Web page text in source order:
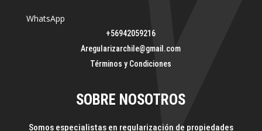
WhatsApp
+56942059216
Aregularizarchile@gmail.com
Términos y Condiciones
SOBRE NOSOTROS
Somos especialistas en regularización de propiedades